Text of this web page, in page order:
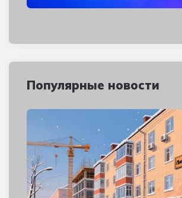
Популярные новости